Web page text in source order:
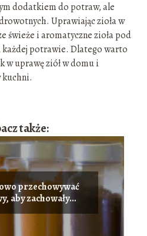
dodatkiem do potraw, ale
Uprawiając zioła w
świeże i aromatyczne zioła pod
potrawie. Dlatego warto
w uprawę ziół w domu i
kuchni.
także:
przechowywać
aby zachowały